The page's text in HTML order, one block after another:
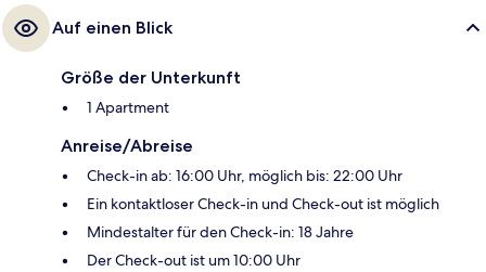
Auf einen Blick
Größe der Unterkunft
1 Apartment
Anreise/Abreise
Check-in ab: 16:00 Uhr, möglich bis: 22:00 Uhr
Ein kontaktloser Check-in und Check-out ist möglich
Mindestalter für den Check-in: 18 Jahre
Der Check-out ist um 10:00 Uhr